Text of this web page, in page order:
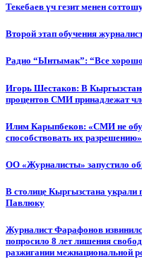
Текебаев үч гезит менен
Второй этап обучения
Радио “Ынтымак”: “Все
Игорь Шестаков: В
процентов СМИ принадлежат
Илим Карыпбеков: «СМИ не
способствовать их разрешению»
ОО «Журналисты» запустило
В столице Кыргызстана
Павлюку
Журналист Фарафонов
попросило 8 лет лишения
разжигании межнациональной